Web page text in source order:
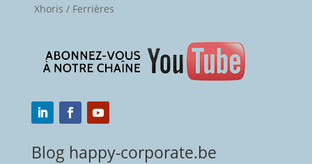
Xhoris / Ferrières
Blog happy-corporate.be